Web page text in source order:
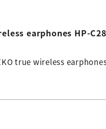
earphones HP-C28BT
true wireless earphones